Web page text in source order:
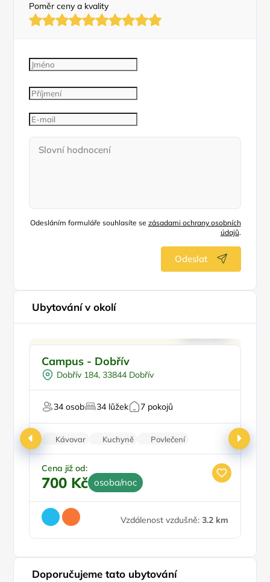
Poměr ceny a kvality
Odesláním formuláře souhlasíte se zásadami ochrany osobních
údajů.
Odeslat
Ubytování v okolí
Pro skupiny
Worshopy/školení
Pro svatby a oslavy
Pro majitele mazlíčků
Campus - Dobřív
Dobřív 184, 33844 Dobřív
34 osob 34 lůžek 7 pokojů
Kávovar Kuchyně
Povlečení
Patrové postele
Balkon/terasa
Cena již od:
700 Kč osoba/noc
Vzdálenost vzdušně: 3.2 km
Doporučujeme tato ubytování